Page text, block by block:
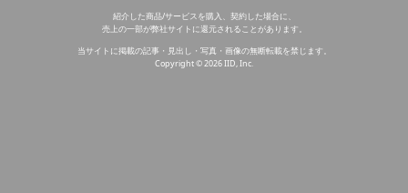
紹介した商品/サービスを購入、契約した場合に、
売上の一部が弊社サイトに還元されることがあります。
当サイトに掲載の記事・見出し・写真・画像の無断転載を禁じます。
Copyright © 2026 IID, Inc.